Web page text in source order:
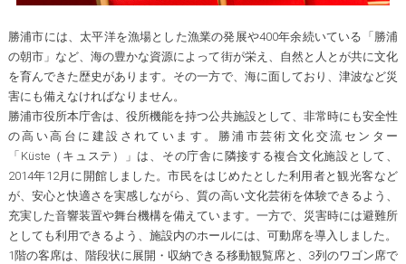
勝浦市には、太平洋を漁場とした漁業の発展や400年余続いている「勝浦
の朝市」など、海の豊かな資源によって街が栄え、自然と人とが共に文化
を育んできた歴史があります。その一方で、海に面しており、津波など災
害にも備えなければなりません。
勝浦市役所本庁舎は、役所機能を持つ公共施設として、非常時にも安全性
の高い高台に建設されています。勝浦市芸術文化交流センター
「Küste（キュステ）」は、その庁舎に隣接する複合文化施設として、
2014年12月に開館しました。市民をはじめたとした利用者と観光客など
が、安心と快適さを実感しながら、質の高い文化芸術を体験できるよう、
充実した音響装置や舞台機構を備えています。一方で、災害時には避難所
としても利用できるよう、施設内のホールには、可動席を導入しました。
1階の客席は、階段状に展開・収納できる移動観覧席と、3列のワゴン席で